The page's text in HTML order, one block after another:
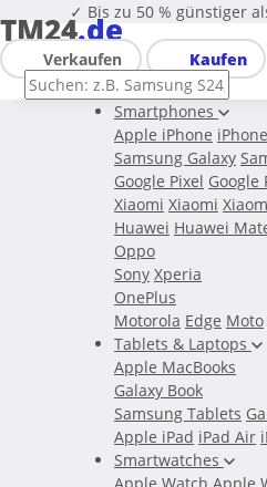
✓ Bis zu 50 % günstiger
TM24.de
Verkaufen Kaufen
Smartphones
Apple iPhone
Samsung Galaxy
Google Pixel Google
Xiaomi Xiaomi
Huawei Huawei
Oppo
Sony Xperia
OnePlus
Motorola Edge Moto
Tablets & Laptops
Apple MacBooks
Galaxy Book
Samsung Tablets
Apple iPad iPad Air
Smartwatches